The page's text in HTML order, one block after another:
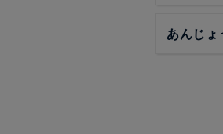
あんじょ